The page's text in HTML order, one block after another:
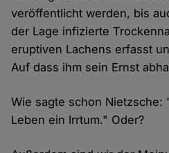
veröffentlicht werden, bis
der Lage infizierte
eruptiven Lachens erfasst
Auf dass ihm sein Ernst
Wie sagte schon Nietzsche:
Leben ein Irrtum." Oder?